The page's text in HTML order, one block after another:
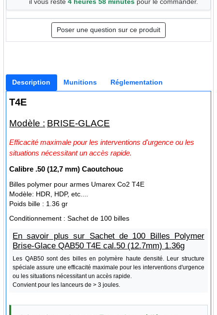
il vous reste 4 heures 58 minutes pour le commander.
Poser une question sur ce produit
Description Munitions Réglementation
T4E
Modèle : BRISE-GLACE
Efficacité maximale pour les interventions d'urgence ou les
situations nécessitant un accès rapide.
Calibre .50 (12,7 mm) Caoutchouc
Billes polymer pour armes Umarex Co2 T4E
Modèle: HDR, HDP, etc....
Poids bille : 1.36 gr
Conditionnement : Sachet de 100 billes
En savoir plus sur Sachet de 100 Billes Polymer
Brise-Glace QAB50 T4E cal.50 (12.7mm) 1.36g
Les QAB50 sont des billes en polymère haute densité. Leur structure
spéciale assure une efficacité maximale pour les interventions d'urgence
ou les situations nécessitant un accès rapide.
Convient pour les lanceurs de > 3 joules.